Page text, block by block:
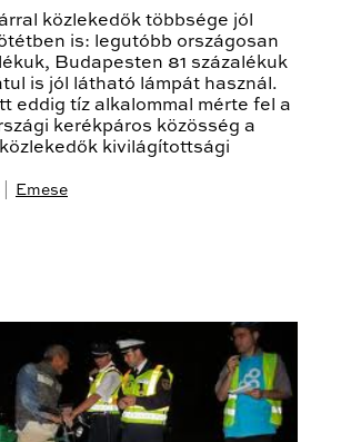
közlekedők többsége jól
is: legutóbb országosan
Budapesten 81 százalékuk
is jól látható lámpát használ.
eddig tíz alkalommal mérte fel a
kerékpáros közösség a
kivilágítottsági
| Emese